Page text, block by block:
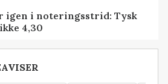
igen i noteringsstrid: Tysk
4,30